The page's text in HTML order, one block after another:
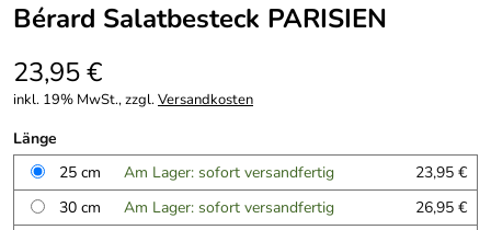
Bérard Salatbesteck PARISIEN
23,95 €
inkl. 19% MwSt., zzgl.Versandkosten
Länge
25 cm
Am Lager: sofort versandfertig
23,95 €
30 cm
Am Lager: sofort versandfertig
26,95 €